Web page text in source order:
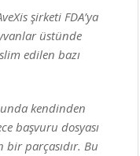
şirketi FDA’ya
üstünde
edilen bazı
kendinden
başvuru dosyası
parçasıdır. Bu